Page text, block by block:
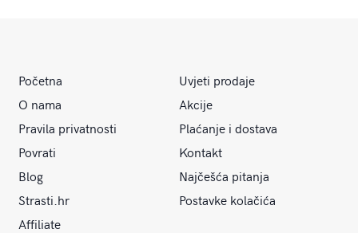
Početna
Uvjeti prodaje
O nama
Akcije
Pravila privatnosti
Plaćanje i dostava
Povrati
Kontakt
Blog
Najčešća pitanja
Strasti.hr
Postavke kolačića
Affiliate